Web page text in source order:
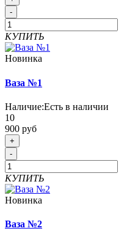
-
КУПИТЬ
Новинка
Ваза №1
Наличие:Есть в наличии
10
900 руб
+
-
КУПИТЬ
Новинка
Ваза №2